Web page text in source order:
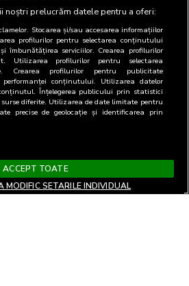
noștri prelucrăm datele pentru a oferi:
Stocarea și/sau accesarea informațiilor
profilurilor pentru selectarea conținutului
îmbunătățirea serviciilor. Crearea profilurilor
Utilizarea profilurilor pentru selectarea
Crearea profilurilor pentru publicitate
performanței conținutului. Utilizarea datelor
Înțelegerea publicului prin statistici
diferite. Utilizarea de date limitate pentru
precise de geolocație și identificarea prin
ACCEPT TOATE
MODIFIC SETARILE INDIVIDUAL